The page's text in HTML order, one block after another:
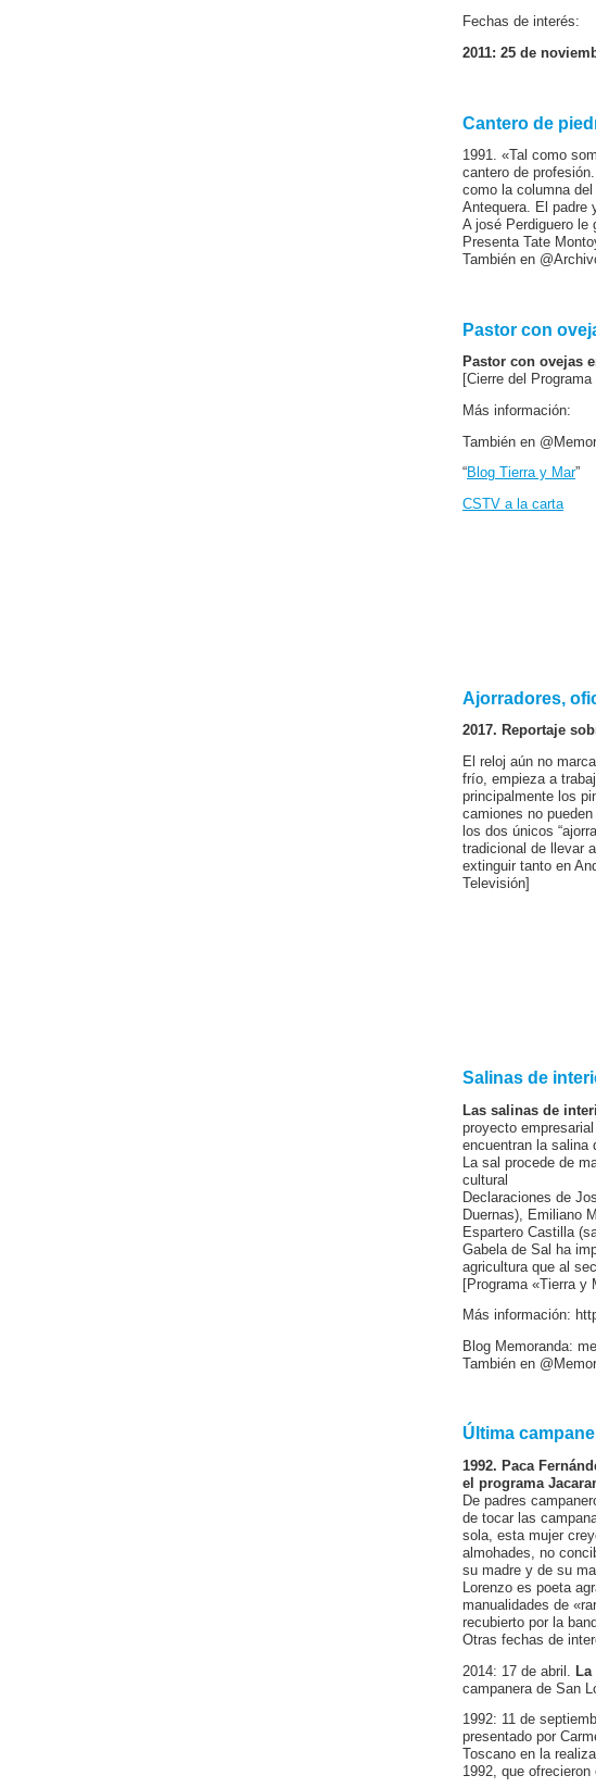
Fechas de interés:
2011: 25 de
Cantero de
1991. «Tal como
cantero de
como la columna
Antequera. El padre
A josé Perdiguero le
Presenta Tate
También en
Pastor con
Pastor con ovejas
[Cierre del
Más información:
También en
“Blog Tierra y Mar”
CSTV a la carta
Ajorradores,
2017. Reportaje
El reloj aún no
frío, empieza a
principalmente los
camiones no
los dos únicos
tradicional de llevar
extinguir tanto en
Televisión]
Salinas de
Las salinas de
proyecto
encuentran la salina
La sal procede de
cultural
Declaraciones de
Duernas), Emiliano
Espartero Castilla
Gabela de Sal ha
agricultura que al
[Programa «Tierra y
Más información:
Blog Memoranda:
También en
Última
1992. Paca
el programa
De padres
de tocar las
sola, esta mujer
almohades, no
su madre y de su
Lorenzo es poeta
manualidades de
recubierto por la
Otras fechas de
2014: 17 de abril.
campanera de San
1992: 11 de
presentado por
Toscano en la
1992, que